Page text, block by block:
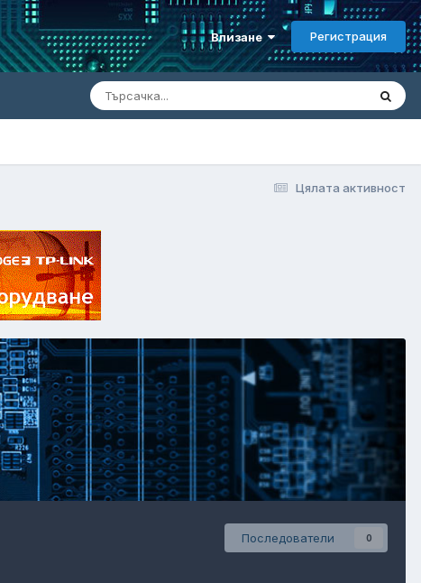
Влизане Регистрация
Цялата активност
Последователи 0